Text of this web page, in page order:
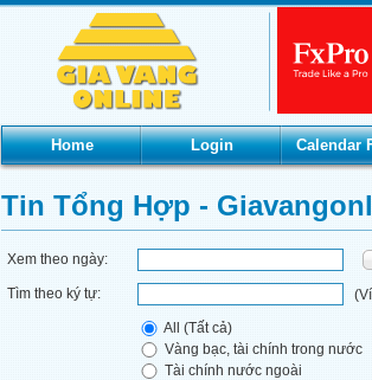
Home Login Calendar
Tin Tổng Hợp -
Xem theo ngày:
Tìm theo ký tự: (Ví
All (Tất cả)
Vàng bạc, tài chính trong nước
Tài chính nước ngoài